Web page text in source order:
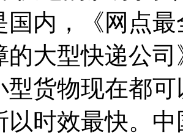
国内，《网点
的大型快递公
型货物现在都
以时效最快。